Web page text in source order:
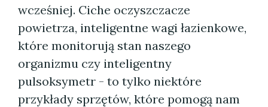
wcześniej. Ciche oczyszczacze
powietrza, inteligentne wagi łazienkowe,
które monitorują stan naszego
organizmu czy inteligentny
pulsoksymetr - to tylko niektóre
przykłady sprzętów, które pomogą nam